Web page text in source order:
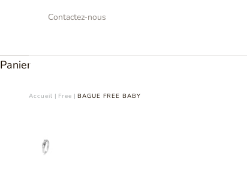
Contactez-nous
Panier
Accueil | Free | BAGUE FREE BABY